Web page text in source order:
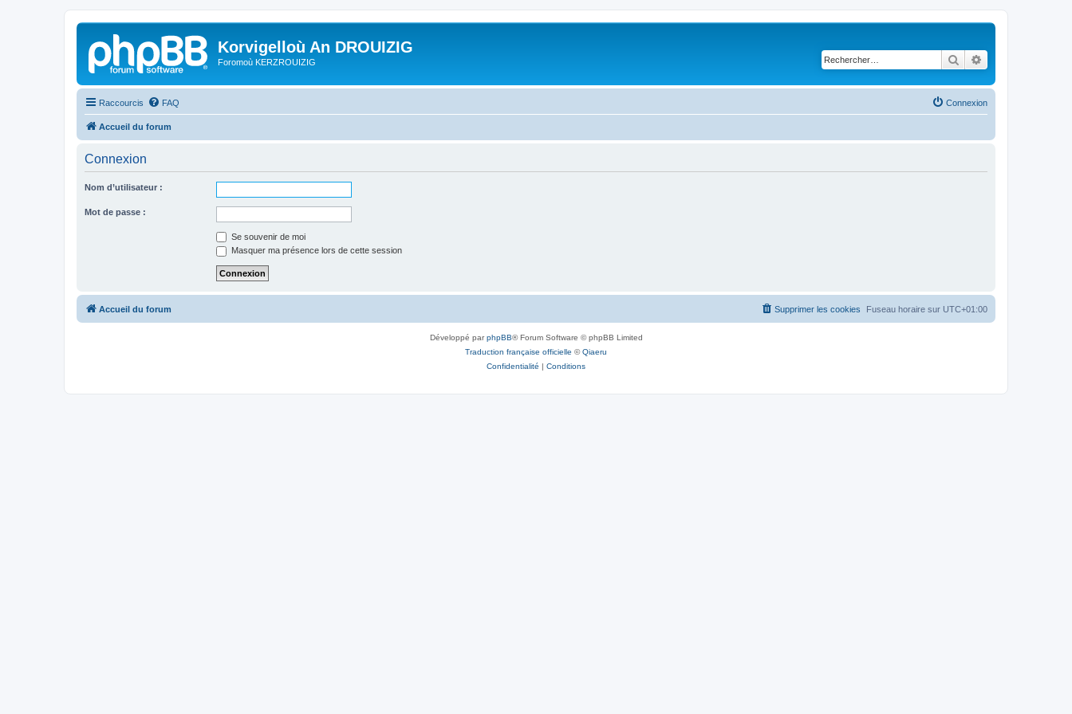
Korvigelloù An DROUIZIG
Foromoù KERZROUIZIG Rechercher
Raccourcis FAQ Connexion
Accueil du forum
Connexion
Nom d’utilisateur :
Mot de passe :
Se souvenir de moi
Masquer ma présence lors de cette session
Accueil du forum Fuseau horaire sur UTC+01:00
Supprimer les cookies
Développé parphpBB® Forum Software © phpBB Limited
Traduction française officielle ©Qiaeru
Confidentialité | Conditions